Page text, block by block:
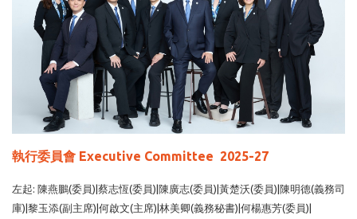
執行委員會 Executive Committee 2025-27
左起: 陳燕鵬(委員)|蔡志恆(委員)|陳廣志(委員)|黃楚沃(委員)|陳明德(義務司
庫)|黎玉添(副主席)|何啟文(主席)|林美卿(義務秘書)|何楊惠芳(委員)|